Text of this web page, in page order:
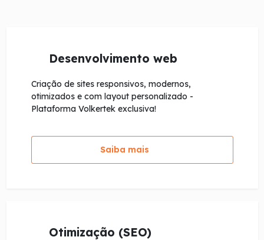
Desenvolvimento web
Criação de sites responsivos, modernos,
otimizados e com layout personalizado -
Plataforma Volkertek exclusiva!
Saiba mais
Otimização (SEO)